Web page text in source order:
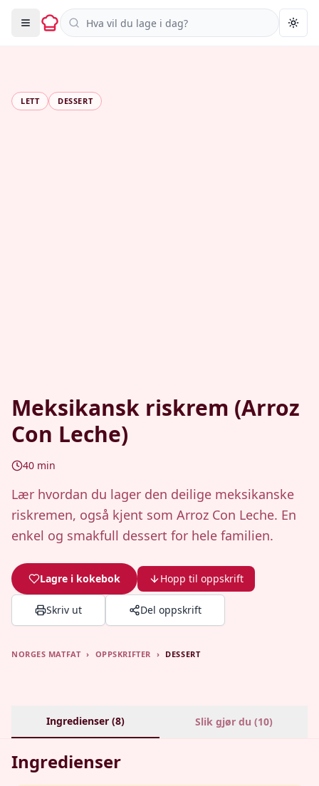
Søk i oppskrifter
LETT DESSERT
Meksikansk riskrem (Arroz
Con Leche)
40 min
Lær hvordan du lager den deilige meksikanske
riskremen, også kjent som Arroz Con Leche. En
enkel og smakfull dessert for hele familien.
Lagre i kokebok Hopp til oppskrift
Skriv ut Del oppskrift
NORGES MATFAT › OPPSKRIFTER › DESSERT
Ingredienser (8) Slik gjør du (10)
Ingredienser